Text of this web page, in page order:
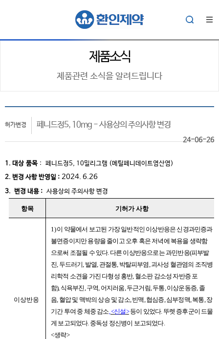
제품소식
제품관련 소식을 알려드립니다
허가변경 페니드정5, 10mg - 사용상의 주의사항 변경
24-06-26
1. 대상 품목 : 페니드정5, 10밀리그램 (메틸페니데이트염산염)
2. 변경 사항 반영일 : 2024. 6.26
3. 변경 내용 : 사용상의 주의사항 변경
항목 기허가 사항
이상반응
1)이 약물에서 보고된 가장 일반적인 이상반응은 신경과민증과
불면증이지만 용량을 줄이고 오후 혹은 저녁에 복용을 생략함
으로써 조절될 수 있다. 다른 이상반응으로는 과민반응(피부발
진, 두드러기, 발열, 관절통, 박탈피부염,괴사성 혈관염의 조직병
리학적 소견을 가진 다형성 홍반, 혈소판 감소성 자반증 포
함), 식욕부진,구역, 어지러움,두근거림,두통,이상운동증, 졸
음, 혈압 및 맥박의 상승 및 감소,빈맥,협심증,심부정맥,복통,장
기간 투여 중 체중 감소, <신설> 등이 있었다. 뚜렛 증후군이 드물
게 보고되었다. 중독성 정신병이 보고되었다.
<생략>